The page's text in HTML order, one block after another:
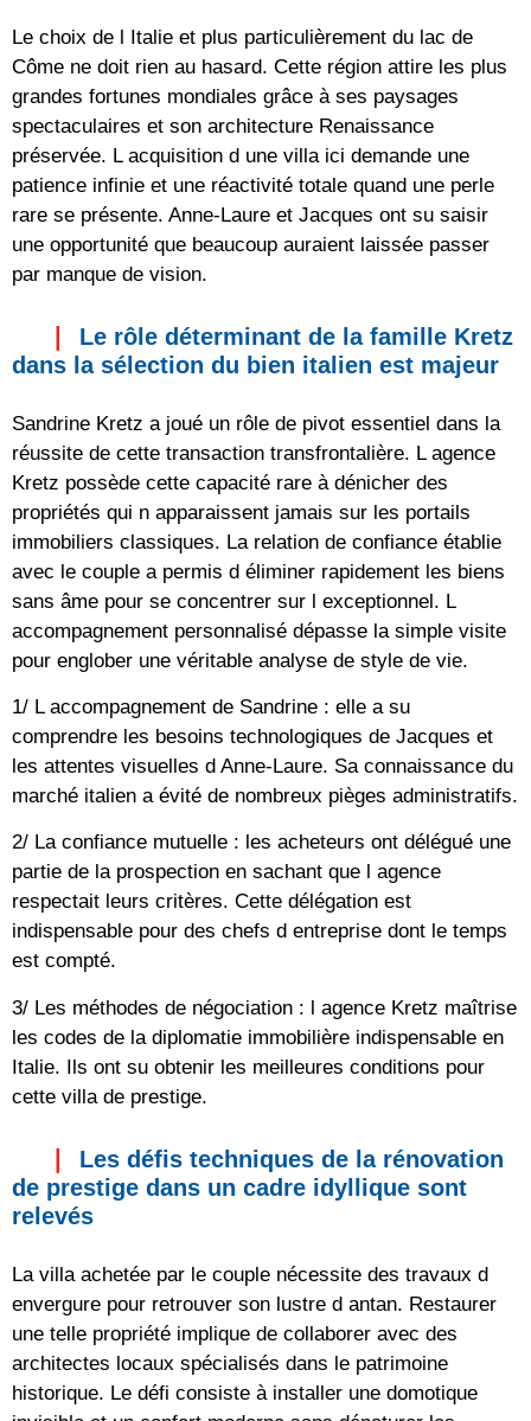
Le choix de l Italie et plus particulièrement du lac de
Côme ne doit rien au hasard. Cette région attire les plus
grandes fortunes mondiales grâce à ses paysages
spectaculaires et son architecture Renaissance
préservée. L acquisition d une villa ici demande une
patience infinie et une réactivité totale quand une perle
rare se présente. Anne-Laure et Jacques ont su saisir
une opportunité que beaucoup auraient laissée passer
par manque de vision.
Le rôle déterminant de la famille Kretz
dans la sélection du bien italien est majeur
Sandrine Kretz a joué un rôle de pivot essentiel dans la
réussite de cette transaction transfrontalière. L agence
Kretz possède cette capacité rare à dénicher des
propriétés qui n apparaissent jamais sur les portails
immobiliers classiques. La relation de confiance établie
avec le couple a permis d éliminer rapidement les biens
sans âme pour se concentrer sur l exceptionnel. L
accompagnement personnalisé dépasse la simple visite
pour englober une véritable analyse de style de vie.
1/ L accompagnement de Sandrine : elle a su
comprendre les besoins technologiques de Jacques et
les attentes visuelles d Anne-Laure. Sa connaissance du
marché italien a évité de nombreux pièges administratifs.
2/ La confiance mutuelle : les acheteurs ont délégué une
partie de la prospection en sachant que l agence
respectait leurs critères. Cette délégation est
indispensable pour des chefs d entreprise dont le temps
est compté.
3/ Les méthodes de négociation : l agence Kretz maîtrise
les codes de la diplomatie immobilière indispensable en
Italie. Ils ont su obtenir les meilleures conditions pour
cette villa de prestige.
Les défis techniques de la rénovation
de prestige dans un cadre idyllique sont
relevés
La villa achetée par le couple nécessite des travaux d
envergure pour retrouver son lustre d antan. Restaurer
une telle propriété implique de collaborer avec des
architectes locaux spécialisés dans le patrimoine
historique. Le défi consiste à installer une domotique